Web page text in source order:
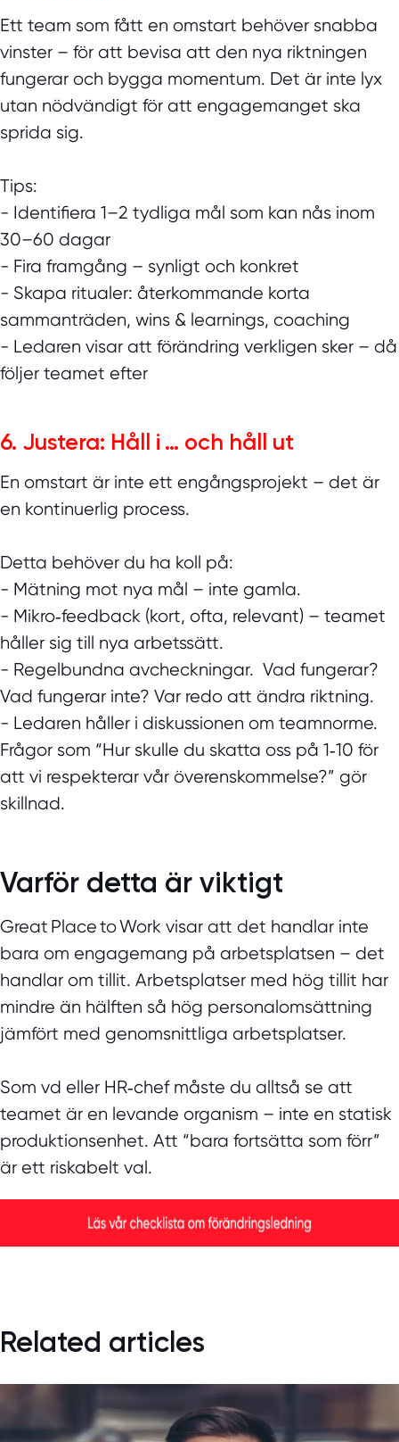
Ett team som fått en omstart behöver snabba
vinster – för att bevisa att den nya riktningen
fungerar och bygga momentum. Det är inte lyx
utan nödvändigt för att engagemanget ska
sprida sig.
Tips:
- Identifiera 1–2 tydliga mål som kan nås inom
30–60 dagar
- Fira framgång – synligt och konkret
- Skapa ritualer: återkommande korta
sammanträden, wins & learnings, coaching
- Ledaren visar att förändring verkligen sker – då
följer teamet efter
6. Justera: Håll i … och håll ut
En omstart är inte ett engångsprojekt – det är
en kontinuerlig process.
Detta behöver du ha koll på:
- Mätning mot nya mål – inte gamla.
- Mikro‑feedback (kort, ofta, relevant) – teamet
håller sig till nya arbetssätt.
- Regelbundna avcheckningar. Vad fungerar?
Vad fungerar inte? Var redo att ändra riktning.
- Ledaren håller i diskussionen om teamnorme.
Frågor som “Hur skulle du skatta oss på 1‑10 för
att vi respekterar vår överenskommelse?” gör
skillnad.
Varför detta är viktigt
Great Place to Work visar att det handlar inte
bara om engagemang på arbetsplatsen – det
handlar om tillit. Arbetsplatser med hög tillit har
mindre än hälften så hög personalomsättning
jämfört med genomsnittliga arbetsplatser.
Som vd eller HR‑chef måste du alltså se att
teamet är en levande organism – inte en statisk
produktionsenhet. Att “bara fortsätta som förr”
är ett riskabelt val.
Related articles